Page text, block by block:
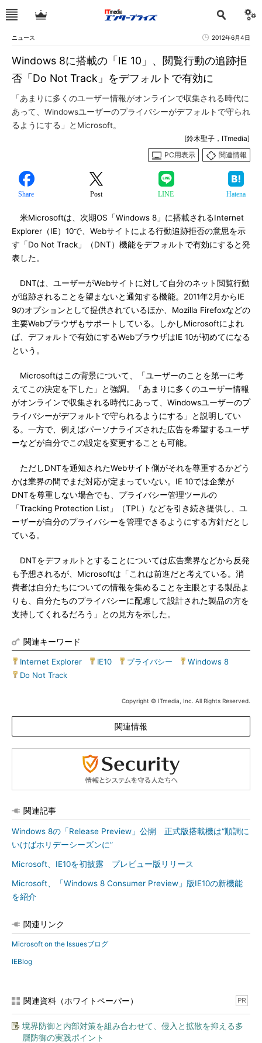
ニュース 2012年6月4日
Windows 8に搭載の「IE 10」、閲覧行動の追跡拒
否「Do Not Track」をデフォルトで有効に
「あまりに多くのユーザー情報がオンラインで収集される時代に
あって、Windowsユーザーのプライバシーがデフォルトで守られ
るようにする」とMicrosoft。
[鈴木聖子，ITmedia]
PC用表示
関連情報
Share Post LINE Hatena
米Microsoftは、次期OS「Windows 8」に搭載されるInternet
Explorer（IE）10で、Webサイトによる行動追跡拒否の意思を示
す「Do Not Track」（DNT）機能をデフォルトで有効にすると発
表した。
DNTは、ユーザーがWebサイトに対して自分のネット閲覧行動
が追跡されることを望まないと通知する機能。2011年2月からIE
9のオプションとして提供されているほか、Mozilla Firefoxなどの
主要Webブラウザもサポートしている。しかしMicrosoftによれ
ば、デフォルトで有効にするWebブラウザはIE 10が初めてになる
という。
Microsoftはこの背景について、「ユーザーのことを第一に考
えてこの決定を下した」と強調。「あまりに多くのユーザー情報
がオンラインで収集される時代にあって、Windowsユーザーのプ
ライバシーがデフォルトで守られるようにする」と説明してい
る。一方で、例えばパーソナライズされた広告を希望するユーザ
ーなどが自分でこの設定を変更することも可能。
ただしDNTを通知されたWebサイト側がそれを尊重するかどう
かは業界の間でまだ対応が定まっていない。IE 10では企業が
DNTを尊重しない場合でも、プライバシー管理ツールの
「Tracking Protection List」（TPL）などを引き続き提供し、ユ
ーザーが自分のプライバシーを管理できるようにする方針だとし
ている。
DNTをデフォルトとすることについては広告業界などから反発
も予想されるが、Microsoftは「これは前進だと考えている。消
費者は自分たちについての情報を集めることを主眼とする製品よ
りも、自分たちのプライバシーに配慮して設計された製品の方を
支持してくれるだろう」との見方を示した。
関連キーワード
Internet Explorer IE10 プライバシー Windows 8
Do Not Track
Copyright © ITmedia, Inc. All Rights Reserved.
関連情報
関連記事
Windows 8の「Release Preview」公開 正式版搭載機は“順調に
いけばホリデーシーズンに”
Microsoft、IE10を初披露 プレビュー版リリース
Microsoft、「Windows 8 Consumer Preview」版IE10の新機能
を紹介
関連リンク
Microsoft on the Issuesブログ
IEBlog
関連資料（ホワイトペーパー） PR
境界防御と内部対策を組み合わせて、侵入と拡散を抑える多
層防御の実践ポイント